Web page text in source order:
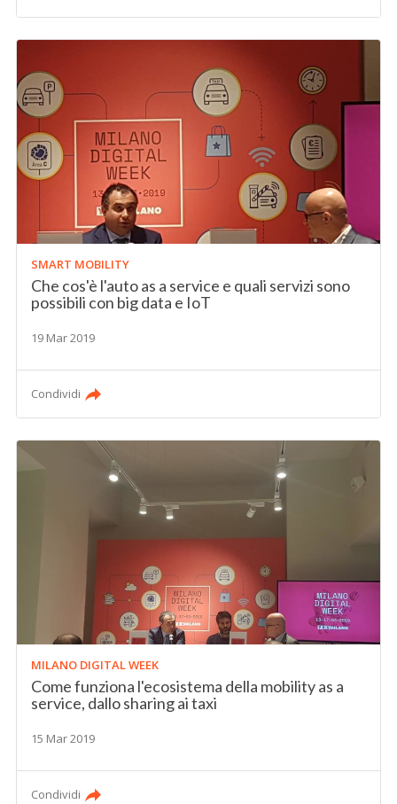
SMART MOBILITY
Che cos'è l'auto as a service e quali servizi sono
possibili con big data e IoT
19 Mar 2019
Condividi
MILANO DIGITAL WEEK
Come funziona l'ecosistema della mobility as a
service, dallo sharing ai taxi
15 Mar 2019
Condividi